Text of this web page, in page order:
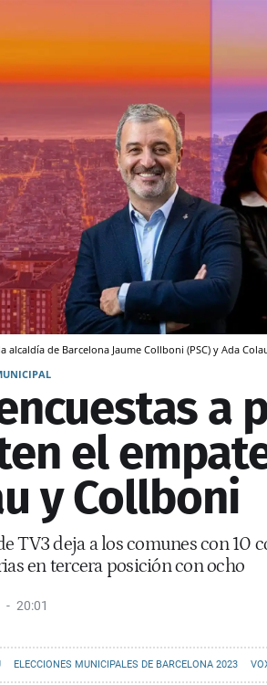
alcaldía de Barcelona Jaume Collboni (PSC) y Ada
a
el
y Collboni
TV3 deja a los comunes con 10
en tercera posición con ocho
20:01
ELECCIONES MUNICIPALES DE BARCELONA 2023